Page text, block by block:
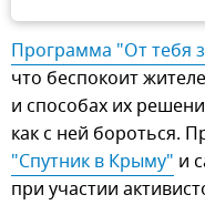
Программа "От тебя
что беспокоит
и способах их
как с ней бороться.
"Спутник в Крыму" и
при участии